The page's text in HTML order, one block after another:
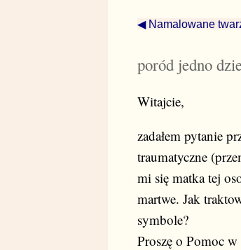
◀ Namalowane
poród jedno
Witajcie,
zadałem pytanie
traumatyczne
mi się matka tej
martwe. Jak
symbole?
Proszę o Pomoc